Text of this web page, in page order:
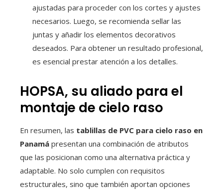
ajustadas para proceder con los cortes y ajustes
necesarios. Luego, se recomienda sellar las
juntas y añadir los elementos decorativos
deseados. Para obtener un resultado profesional,
es esencial prestar atención a los detalles.
HOPSA, su aliado para el
montaje de cielo raso
En resumen, las tablillas de PVC para cielo raso en
Panamá presentan una combinación de atributos
que las posicionan como una alternativa práctica y
adaptable. No solo cumplen con requisitos
estructurales, sino que también aportan opciones